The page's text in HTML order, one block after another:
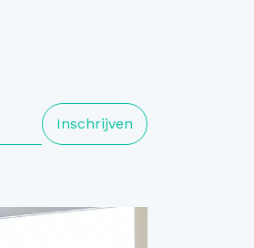
Inschrijven